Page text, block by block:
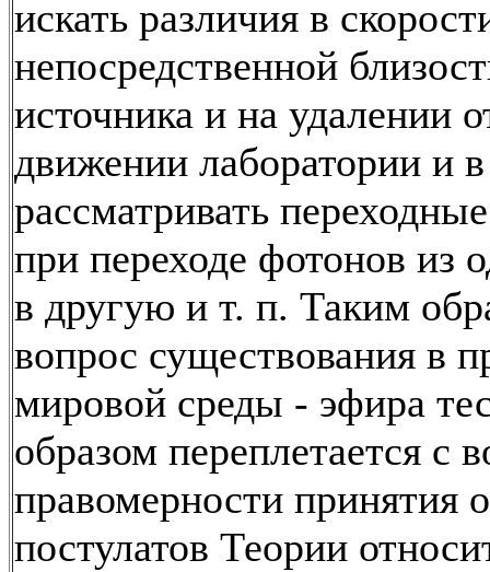
искать различия в
непосредственной
источника и на удалении
движении лаборатории и
рассматривать
при переходе фотонов из
в другую и т. п. Таким
вопрос существования в
мировой среды - эфира
образом переплетается с
правомерности принятия
постулатов Теории